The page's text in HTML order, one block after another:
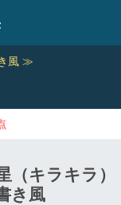
風 ≫
キラキラ）
き風